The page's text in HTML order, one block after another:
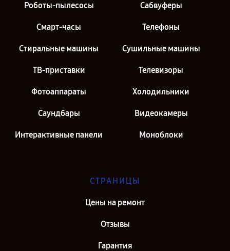
Роботы-пылесосы Сабвуферы
Смарт-часы Телефоны
Стиральные машины Сушильные машины
ТВ-приставки Телевизоры
Фотоаппараты Холодильники
Саундбары Видеокамеры
Интерактивные панели Моноблоки
СТРАНИЦЫ
Цены на ремонт
Отзывы
Гарантия